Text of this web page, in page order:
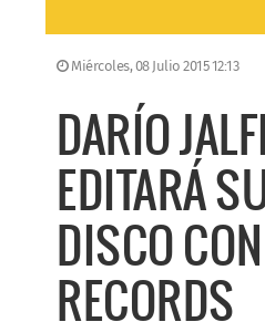
Miércoles, 08 Julio 2015 12:13
DARÍO
EDITARÁ
DISCO
RECORDS